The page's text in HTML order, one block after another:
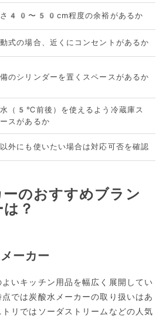
さ40〜50cm程度の余裕があるか
式の場合、近くにコンセントがあるか
のシリンダーを置くスペースがあるか
（5℃前後）を使えるよう冷蔵庫ス
スがあるか
外にも使いたい場合は対応可否を確認
のおすすめブラン
？
ーカー
いキッチン用品を幅広く展開してい
では炭酸水メーカーの取り扱いはあ
リではソーダストリームなどの人気